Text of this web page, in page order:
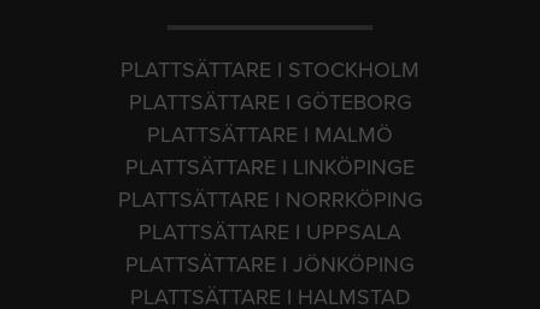
PLATTSÄTTARE I STOCKHOLM
PLATTSÄTTARE I GÖTEBORG
PLATTSÄTTARE I MALMÖ
PLATTSÄTTARE I LINKÖPINGE
PLATTSÄTTARE I NORRKÖPING
PLATTSÄTTARE I UPPSALA
PLATTSÄTTARE I JÖNKÖPING
PLATTSÄTTARE I HALMSTAD